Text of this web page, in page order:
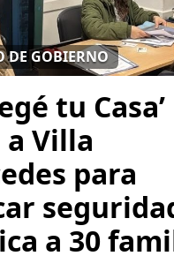
DE GOBIERNO
tu Casa’
Villa
para
a 30